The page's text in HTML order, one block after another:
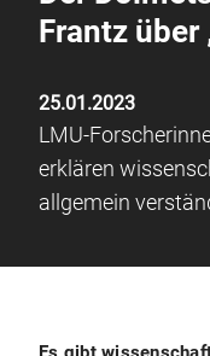
Frantz über
25.01.2023
LMU-
erklären
allgemein